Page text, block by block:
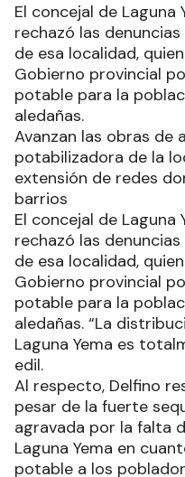
El concejal de Laguna
rechazó las
de esa localidad,
Gobierno provincial
potable para la
aledañas.
Avanzan las obras de
potabilizadora de la
extensión de redes
barrios
El concejal de Laguna
rechazó las
de esa localidad,
Gobierno provincial
potable para la
aledañas. “La
Laguna Yema es
edil.
Al respecto, Delfino
pesar de la fuerte
agravada por la falta
Laguna Yema en
potable a los